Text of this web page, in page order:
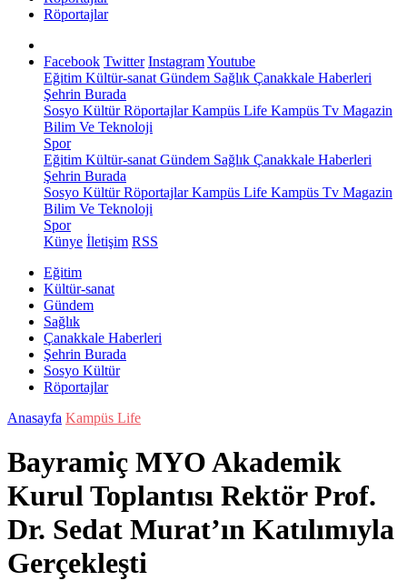
Röportajlar
Facebook Twitter InstagramYoutube
Eğitim Kültür-sanat Gündem Sağlık Çanakkale Haberleri
Şehrin Burada
Sosyo KültürRöportajlarKampüs Life Kampüs Tv Magazin
Bilim Ve Teknoloji
Spor
Eğitim Kültür-sanat Gündem Sağlık Çanakkale Haberleri
Şehrin Burada
Sosyo KültürRöportajlarKampüs Life Kampüs Tv Magazin
Bilim Ve Teknoloji
Spor
Künye İletişim RSS
Eğitim
Kültür-sanat
Gündem
Sağlık
Çanakkale Haberleri
Şehrin Burada
Sosyo Kültür
Röportajlar
Anasayfa Kampüs Life
Bayramiç MYO Akademik
Kurul Toplantısı Rektör Prof.
Dr. Sedat Murat’ın Katılımıyla
Gerçekleşti